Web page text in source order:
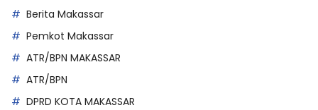
Berita Makassar
Pemkot Makassar
ATR/BPN MAKASSAR
ATR/BPN
DPRD KOTA MAKASSAR